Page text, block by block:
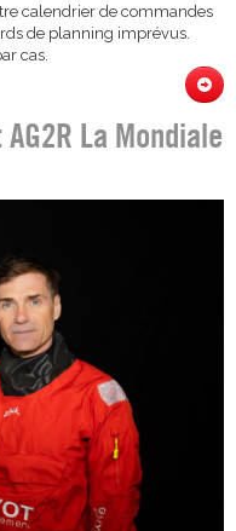
calendrier de commandes
de planning imprévus.
cas.
La Mondiale